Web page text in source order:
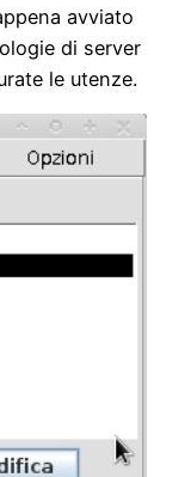
avviato
di server
le utenze.